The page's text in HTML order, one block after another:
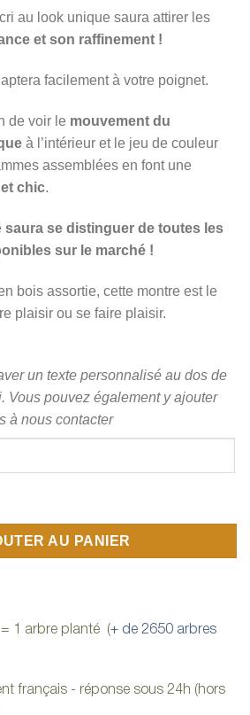
au look unique saura attirer les
et son raffinement !
facilement à votre poignet.
de voir le mouvement du
à l’intérieur et le jeu de couleur
assemblées en font une
chic.
saura se distinguer de toutes les
sur le marché !
bois assortie, cette montre est le
plaisir ou se faire plaisir.
un texte personnalisé au dos de
Vous pouvez également y ajouter
à nous contacter
haut de gamme
AU PANIER
= 1 arbre planté (+ de 2650 arbres
français - réponse sous 24h (hors